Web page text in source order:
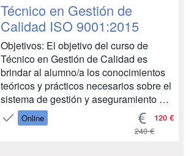
Técnico en Gestión de
Calidad ISO 9001:2015
Objetivos: El objetivo del curso de
Técnico en Gestión de Calidad es
brindar al alumno/a los conocimientos
teóricos y prácticos necesarios sobre el
sistema de gestión y aseguramiento de
la calidad. Para una mayor profundidad
y especialización en el area de calidad
Online 120 €
240 €